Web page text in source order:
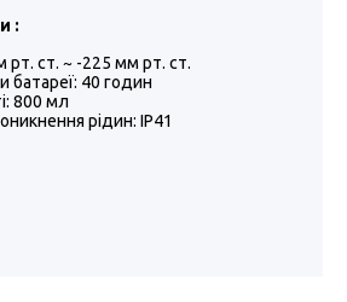
:
рт. ст. ~ -225 мм рт. ст.
батареї: 40 годин
800 мл
рідин: IP41